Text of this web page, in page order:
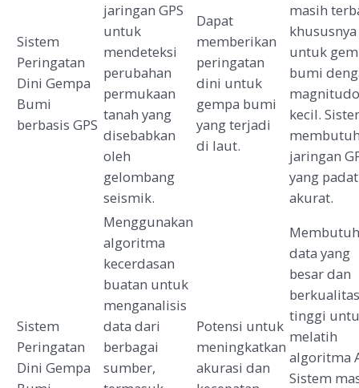
Sistem
Peringatan
Dini Gempa
Bumi
berbasis GPS
jaringan GPS
untuk
mendeteksi
perubahan
permukaan
tanah yang
disebabkan
oleh
gelombang
seismik.
Dapat
memberikan
peringatan
dini untuk
gempa bumi
yang terjadi
di laut.
masih
khususnya
untuk
bumi
magnitudo
kecil.
jaringan
yang
akurat.
Sistem
Peringatan
Dini Gempa
Menggunakan
algoritma
kecerdasan
buatan untuk
menganalisis
data dari
berbagai
sumber,
Potensi untuk
meningkatkan
akurasi dan
data yang
besar dan
berkualitas
tinggi
melatih
algoritma
Sistem